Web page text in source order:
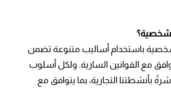
باستخدام أساليب متنوعة تضمن
مع القوانين السارية. ولكل أسلوب
بأنشطتنا التجارية، بما يتوافق مع